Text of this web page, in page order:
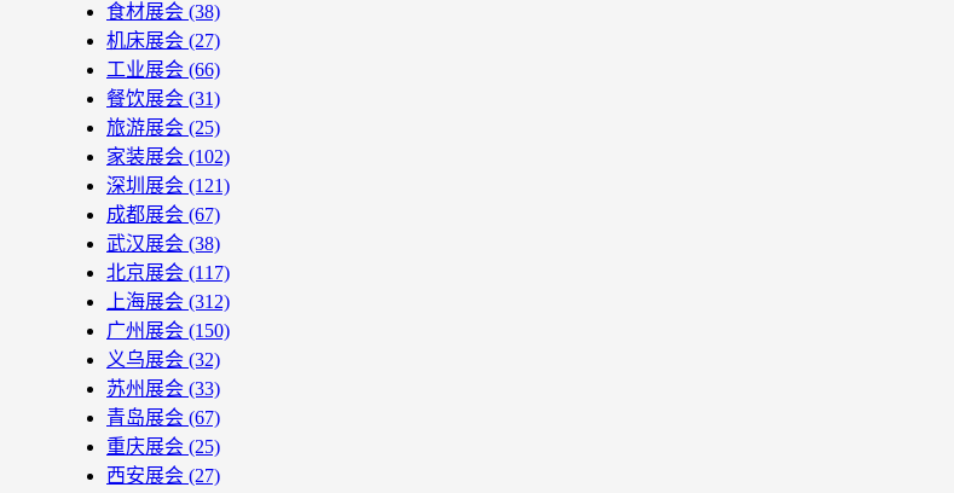
食材展会 (38)
机床展会 (27)
工业展会 (66)
餐饮展会 (31)
旅游展会 (25)
家装展会 (102)
深圳展会 (121)
成都展会 (67)
武汉展会 (38)
北京展会 (117)
上海展会 (312)
广州展会 (150)
义乌展会 (32)
苏州展会 (33)
青岛展会 (67)
重庆展会 (25)
西安展会 (27)